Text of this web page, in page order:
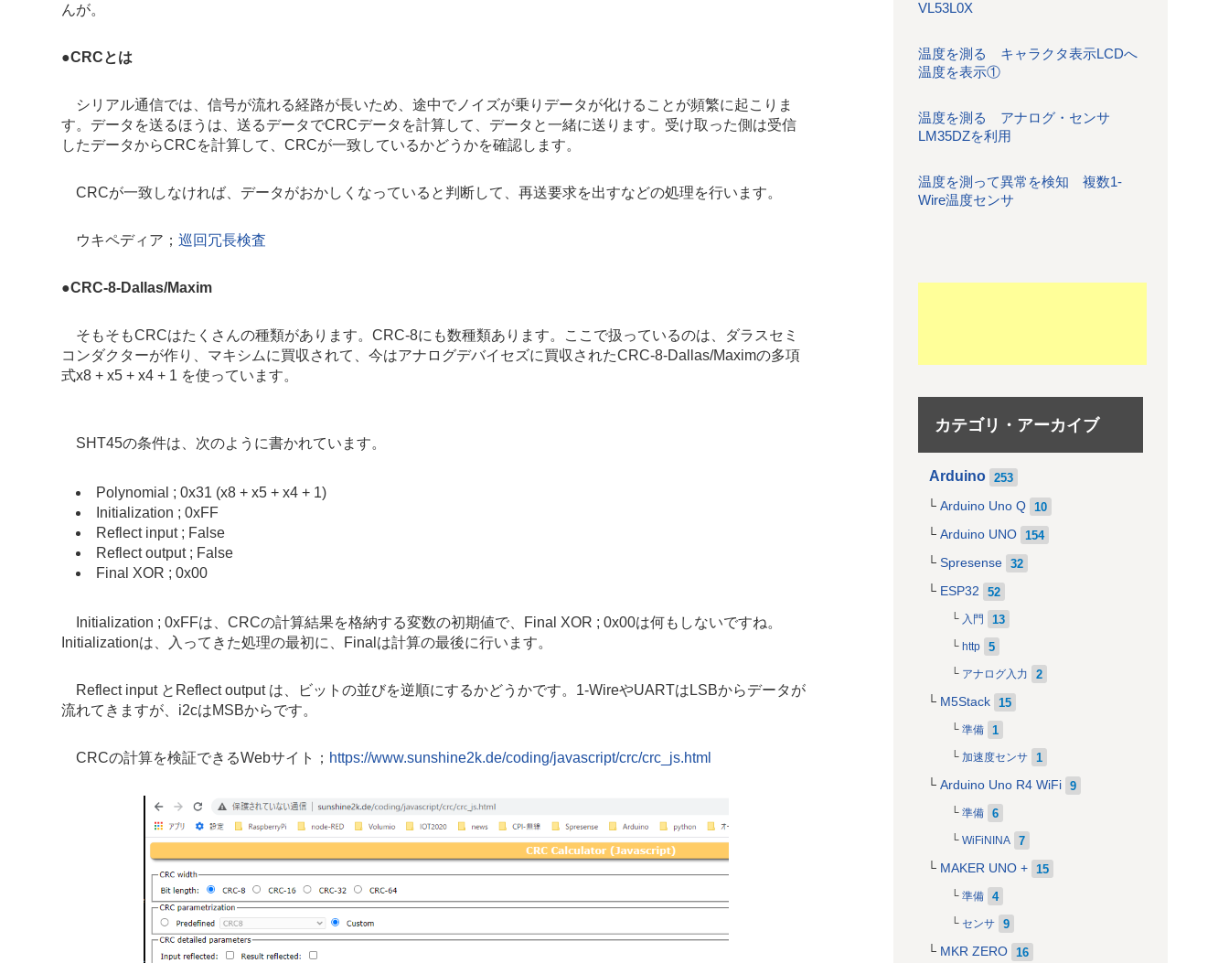
んが。
●CRCとは
シリアル通信では、信号が流れる経路が長いため、途中でノイズが乗りデータが化けることが頻繁に起こりま
す。データを送るほうは、送るデータでCRCデータを計算して、データと一緒に送ります。受け取った側は受信
したデータからCRCを計算して、CRCが一致しているかどうかを確認します。
CRCが一致しなければ、データがおかしくなっていると判断して、再送要求を出すなどの処理を行います。
ウキペディア；巡回冗長検査
●CRC-8-Dallas/Maxim
そもそもCRCはたくさんの種類があります。CRC-8にも数種類あります。ここで扱っているのは、ダラスセミ
コンダクターが作り、マキシムに買収されて、今はアナログデバイセズに買収されたCRC-8-Dallas/Maximの多項
式x8 + x5 + x4 + 1 を使っています。
SHT45の条件は、次のように書かれています。
Polynomial ; 0x31 (x8 + x5 + x4 + 1)
Initialization ; 0xFF
Reflect input ; False
Reflect output ; False
Final XOR ; 0x00
Initialization ; 0xFFは、CRCの計算結果を格納する変数の初期値で、
Final XOR ; 0x00は何もしないですね。
Initializationは、入ってきた処理の最初に、Finalは計算の最後に行います。
Reflect input とReflect output は、ビットの並びを逆順にするかどうかです。1-WireやUARTはLSBからデータが
流れてきますが、i2cはMSBからです。
CRCの計算を検証できるWebサイト； https://www.sunshine2k.de/coding/javascript/crc/crc_js.html
VL53L0X
温度を測る キャラクタ表示LCDへ
温度を表示①
温度を測る アナログ・センサ
LM35DZを利用
温度を測って異常を検知 複数1-
Wire温度センサ
カテゴリ・アーカイブ
Arduino 253
Arduino Uno Q 10
Arduino UNO 154
Spresense 32
ESP32 52
入門 13
http 5
アナログ入力 2
M5Stack 15
準備 1
加速度センサ 1
Arduino Uno R4 WiFi 9
準備 6
WiFiNINA 7
MAKER UNO + 15
準備 4
センサ 9
MKR ZERO 16